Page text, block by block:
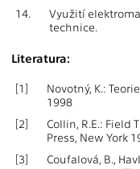
14.
Využití
technice.
Literatura:
[1]
Novotný, K.:
1998
[2]
Collin, R.E.: Field
Press, New York
[3]
Coufalová, B.,